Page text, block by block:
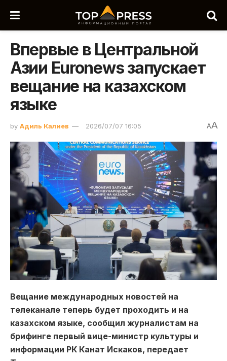
Впервые в Центральной
Азии Euronews запускает
вещание на казахском
языке
by Адиль Калиев 2026/07/07 16:05 AA
Вещание международных новостей на
телеканале теперь будет проходить и на
казахском языке, сообщил журналистам на
брифинге первый вице-министр культуры и
информации РК Канат Искаков, передает